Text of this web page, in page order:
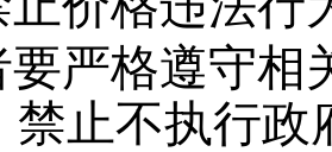
严格遵守相
禁止不执行政